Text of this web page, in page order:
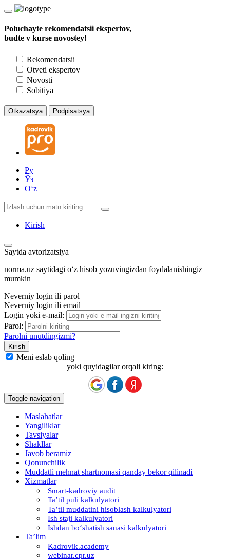
Poluchayte rekomendatsii ekspertov,
budte v kurse novostey!
Rekomendatsii
Otveti ekspertov
Novosti
Sobitiya
Otkazatsya Podpisatsya
Ру
Ўз
Oʻz
Kirish
Saytda avtorizatsiya
norma.uz saytidagi oʻz hisob yozuvingizdan foydalanishingiz
mumkin
Neverniy login ili parol
Neverniy login ili email
Login yoki e-mail:
Parol:
Parolni unutdingizmi?
Meni eslab qoling
yoki quyidagilar orqali kiring:
Toggle navigation
Maslahatlar
Yangiliklar
Tavsiyalar
Shakllar
Javob beramiz
Qonunchilik
Muddatli mehnat shartnomasi qanday bekor qilinadi
Xizmatlar
Smart-kadroviy audit
Ta’til puli kalkulyatori
Ta’til muddatini hisoblash kalkulyatori
Ish staji kalkulyatori
Ishdan boʻshatish sanasi kalkulyatori
Ta’lim
Kadrovik.academy
webinar.cpr.uz